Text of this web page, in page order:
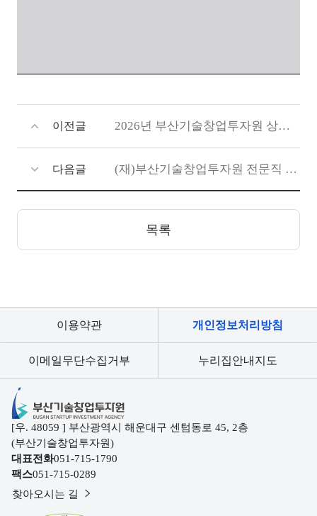
이전글 2026년 부산기술창업투자원 상반기 직원 채용 면접전형 합격자 공고
다음글 (재)부산기술창업투자원 전문직 경력경쟁 채용공고
목록
이용약관 개인정보처리방침
이메일무단수집거부 누리집안내지도
부산기술창업투자원
[우. 48059 ] 부산광역시 해운대구 센텀동로 45, 2층
(부산기술창업투자원)
대표전화051-715-1790
팩스051-715-0289
찾아오시는 길